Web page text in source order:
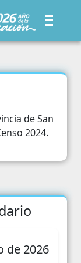
de San
2024.
de 2026